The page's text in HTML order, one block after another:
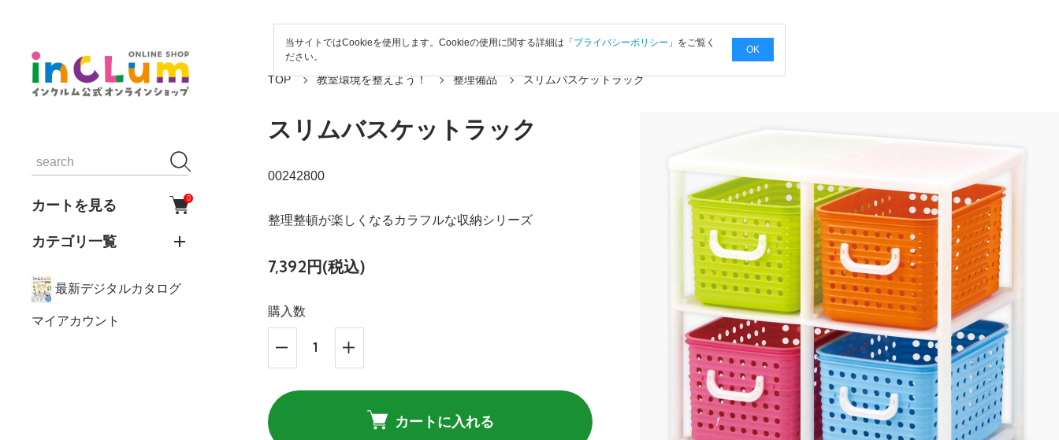
カートを見る 0
カテゴリ一覧
最新デジタルカタログ
マイアカウント
TOP 教室環境を整えよう！ 整理備品 スリムバスケットラック
スリムバスケットラック
00242800
整理整頓が楽しくなるカラフルな収納シリーズ
7,392円(税込)
購入数
カートに入れる
当サイトではCookieを使用します。Cookieの使用に関する詳細は「 プライバシーポリシー 」をご覧く
ださい。
OK